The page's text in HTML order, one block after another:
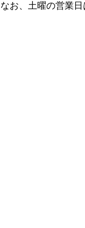
なお、土曜の営業